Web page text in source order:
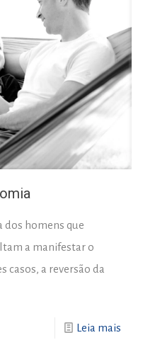
dos homens que
a manifestar o
casos, a reversão da
Leia mais